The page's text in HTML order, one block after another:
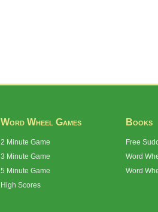
Word Wheel Games
2 Minute Game
3 Minute Game
5 Minute Game
High Scores
Books
Free
Word
Word